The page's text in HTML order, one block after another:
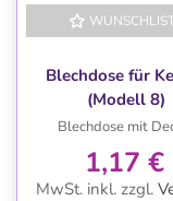
Blechdose für
(Modell 8)
Blechdose mit
1,17 €
MwSt. inkl. zzgl.